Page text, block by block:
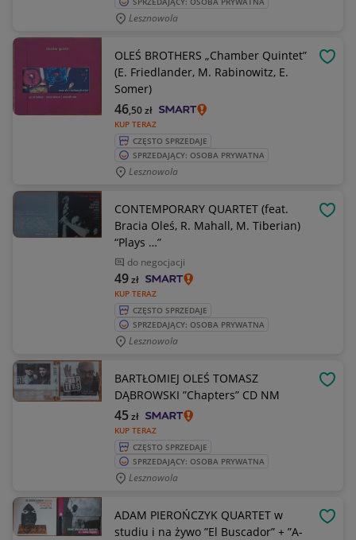
Lesznowola
OLEŚ BROTHERS „Chamber Quintet”
(E. Friedlander, M. Rabinowitz, E.
Somer)
KUP TERAZ
46,50zł
CZĘSTO SPRZEDAJE
SPRZEDAJĄCY: OSOBA PRYWATNA
Lesznowola
CONTEMPORARY QUARTET (feat.
Bracia Oleś, R. Mahall, M. Tiberian)
“Plays …”
do negocjacji
KUP TERAZ
49zł
CZĘSTO SPRZEDAJE
SPRZEDAJĄCY: OSOBA PRYWATNA
Lesznowola
BARTŁOMIEJ OLEŚ TOMASZ
DĄBROWSKI ”Chapters” CD NM
KUP TERAZ
45zł
CZĘSTO SPRZEDAJE
SPRZEDAJĄCY: OSOBA PRYWATNA
Lesznowola
ADAM PIEROŃCZYK QUARTET w
studiu i na żywo ”El Buscador” + ”A-